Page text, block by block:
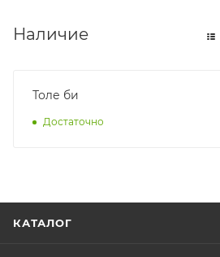
Наличие
Толе би
Достаточно
КАТАЛОГ